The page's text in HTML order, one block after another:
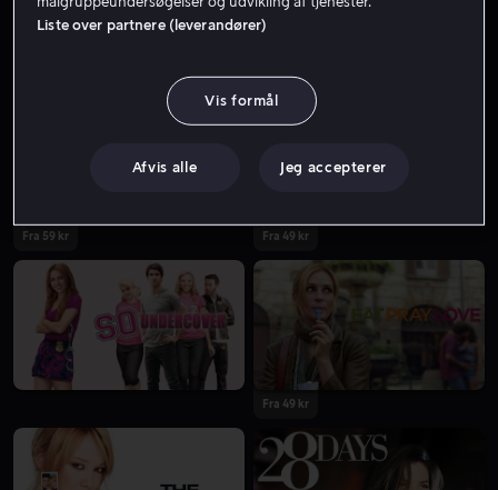
Fra 59 kr Fra 49 kr
Fra 49 kr
Liste over partnere (leverandører)
Vis formål
Afvis alle Jeg accepterer